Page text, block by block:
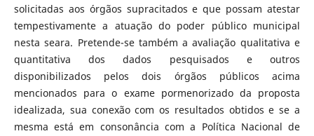
solicitadas aos órgãos supracitados e que possam atestar
tempestivamente a atuação do poder público municipal
nesta seara. Pretende-se também a avaliação qualitativa e
quantitativa dos dados pesquisados e outros
disponibilizados pelos dois órgãos públicos acima
mencionados para o exame pormenorizado da proposta
idealizada, sua conexão com os resultados obtidos e se a
mesma está em consonância com a Política Nacional de